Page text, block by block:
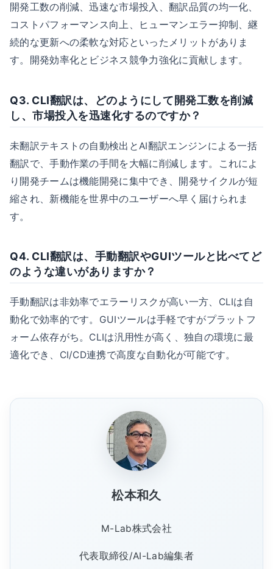
開発工数の削減、迅速な市場投入、翻訳品質の均一化、
コストパフォーマンス向上、ヒューマンエラー抑制、継
続的な更新への柔軟な対応といったメリットがありま
す。開発効率化とビジネス競争力強化に貢献します。
Q3. CLI翻訳は、どのようにして開発工数を削減
し、市場投入を迅速化するのですか？
未翻訳テキストの自動検出とAI翻訳エンジンによる一括
翻訳で、手動作業の手間を大幅に削減します。これによ
り開発チームは機能開発に集中でき、開発サイクルが短
縮され、新機能を世界中のユーザーへ早く届けられま
す。
Q4. CLI翻訳は、手動翻訳やGUIツールと比べてど
のような違いがありますか？
手動翻訳は非効率でエラーリスクが高い一方、CLIは自
動化で効率的です。GUIツールは手軽ですがプラットフ
ォーム依存がち。CLIは汎用性が高く、独自の環境に最
適化でき、CI/CD連携で高度な自動化が可能です。
松本和久
M-Lab株式会社
代表取締役/AI-Lab編集者